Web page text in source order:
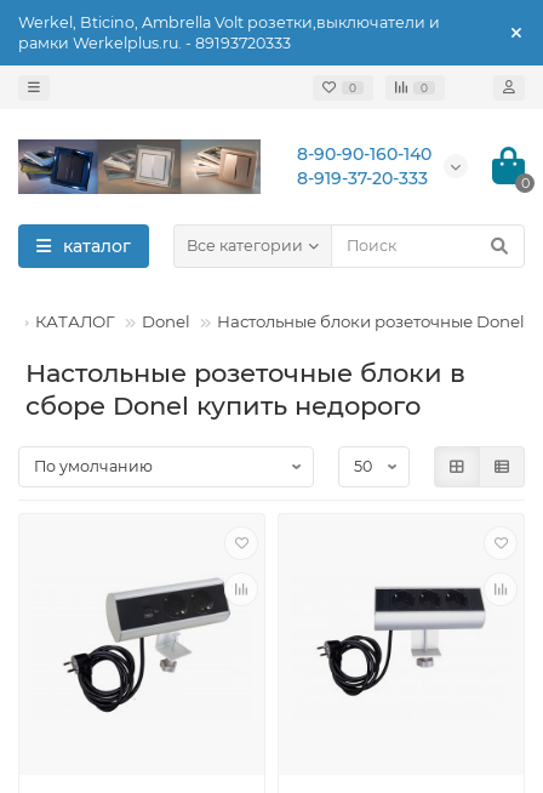
Werkel, Bticino, Ambrella Volt розетки,выключатели и
рамки Werkelplus.ru. - 89193720333
0 0
8-90-90-160-140
8-919-37-20-333
0
каталог Все категории
КАТАЛОГ Donel Настольные блоки розеточные Donel
Настольные розеточные блоки в
сборе Donel купить недорого